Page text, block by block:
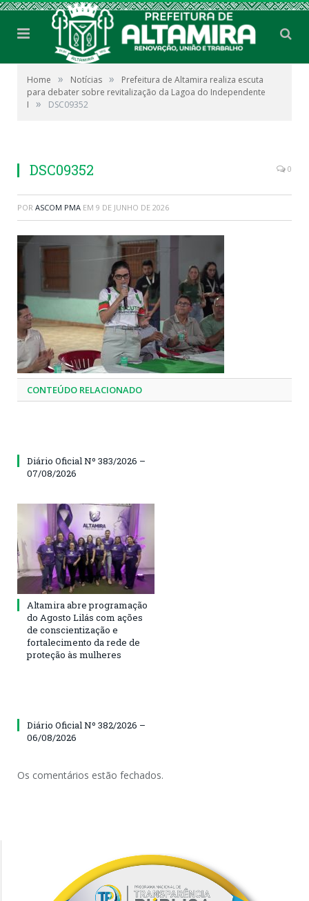
Home » Notícias »
Prefeitura de Altamira realiza escuta
para debater sobre revitalização da Lagoa do Independente
I
» DSC09352
DSC09352 0
POR ASCOM PMA EM 9 DE JUNHO DE 2026
CONTEÚDO RELACIONADO
Diário Oficial Nº 383/2026 –
07/08/2026
Altamira abre programação
do Agosto Lilás com ações
de conscientização e
fortalecimento da rede de
proteção às mulheres
Diário Oficial Nº 382/2026 –
06/08/2026
Os comentários estão fechados.